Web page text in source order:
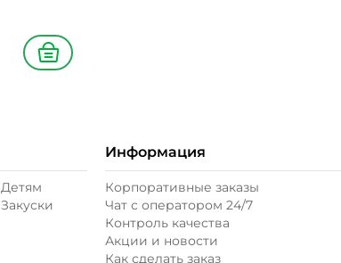
В корзину
Детям
Закуски
Информация
Корпоративные заказы
Чат с оператором 24/7
Контроль качества
Акции и новости
Как сделать заказ